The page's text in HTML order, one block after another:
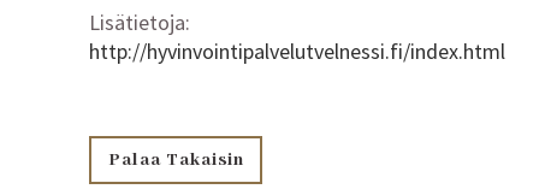
Lisätietoja:
http://hyvinvointipalvelutvelnessi.fi/index.html
Palaa Takaisin